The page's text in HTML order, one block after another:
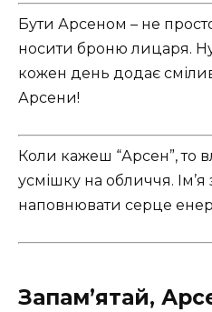
Бути Арсеном – не
носити броню лицаря.
кожен день додає
Арсени! ️
Коли кажеш “Арсен”, то
усмішку на обличчя. Ім’я
наповнювати серце
Запам’ятай,